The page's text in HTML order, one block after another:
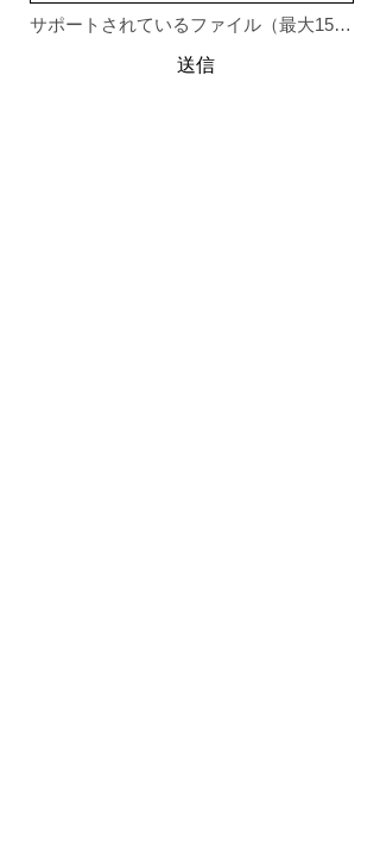
サポートされているファイル（最大15MB）
送信